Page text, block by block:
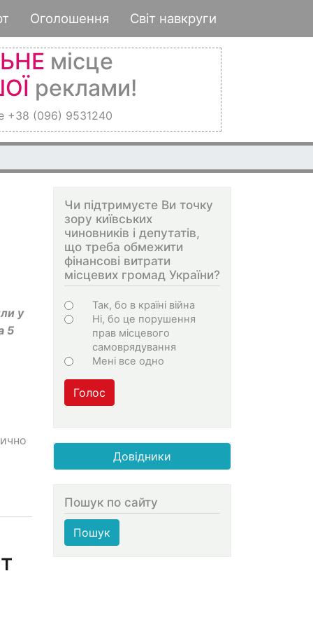
Оголошення Світ навкруги
місце
реклами!
+38 (096) 9531240
у
5
Чи підтримуєте Ви точку
зору київських
чиновників і депутатів,
що треба обмежити
фінансові витрати
місцевих громад України?
Варіанти
Так, бо в країні війна
Ні, бо це порушення
прав місцевого
самоврядування
Мені все одно
Голос
Довідники
Пошук по сайту
Пошук